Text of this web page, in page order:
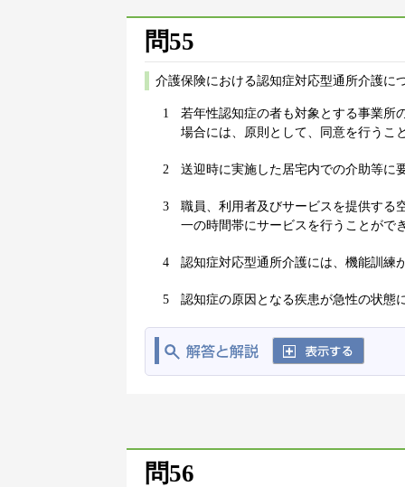
問55
介護保険における認知症対応型通所介護に
1
若年性認知症の者も対象とする事業所
場合には、原則として、同意を行うこ
2 送迎時に実施した居宅内での介助等に
3
職員、利用者及びサービスを提供する
一の時間帯にサービスを行うことがで
4 認知症対応型通所介護には、機能訓練
5 認知症の原因となる疾患が急性の状態
問56